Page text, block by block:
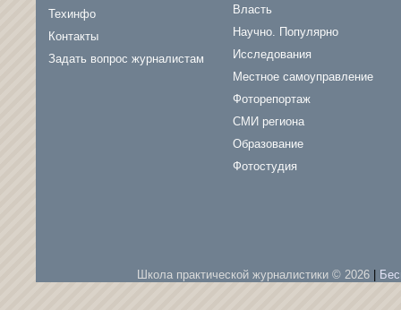
Техинфо
Контакты
Задать вопрос журналистам
Власть
Научно. Популярно
Исследования
Местное самоуправление
Фоторепортаж
СМИ региона
Образование
Фотостудия
Школа практической журналистики © 2026|